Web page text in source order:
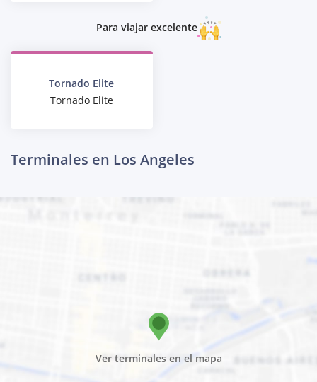
Para viajar excelente
Tornado Elite
Tornado Elite
Terminales en Los Angeles
Ver terminales en el mapa